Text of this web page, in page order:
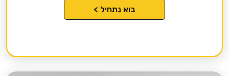
בוא נתחיל >